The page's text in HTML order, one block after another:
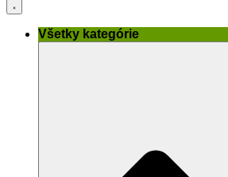
Všetky kategórie